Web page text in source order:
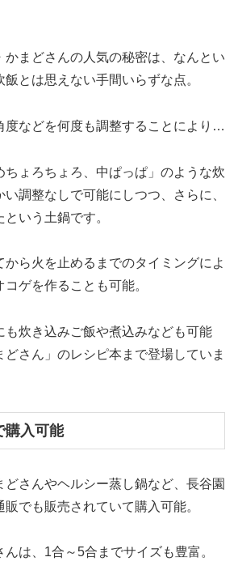
かまどさんの人気の秘密は、なんとい
とは思えない手間いらずな点。
度などを何度も調整することにより…
ちょろちょろ、中ぱっぱ」のような炊
調整なしで可能にしつつ、さらに、
いう土鍋です。
から火を止めるまでのタイミングによ
ゲを作ることも可能。
も炊き込みご飯や煮込みなども可能
どさん」のレシピ本まで登場していま
購入可能
どさんやヘルシー蒸し鍋など、長谷園
でも販売されていて購入可能。
は、1合～5合までサイズも豊富。